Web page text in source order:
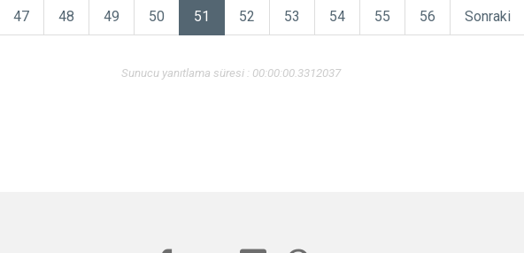
47 48 49 50 51 52 53 54 55 56 Sonraki
Sunucu yanıtlama süresi : 00:00:00.3312037